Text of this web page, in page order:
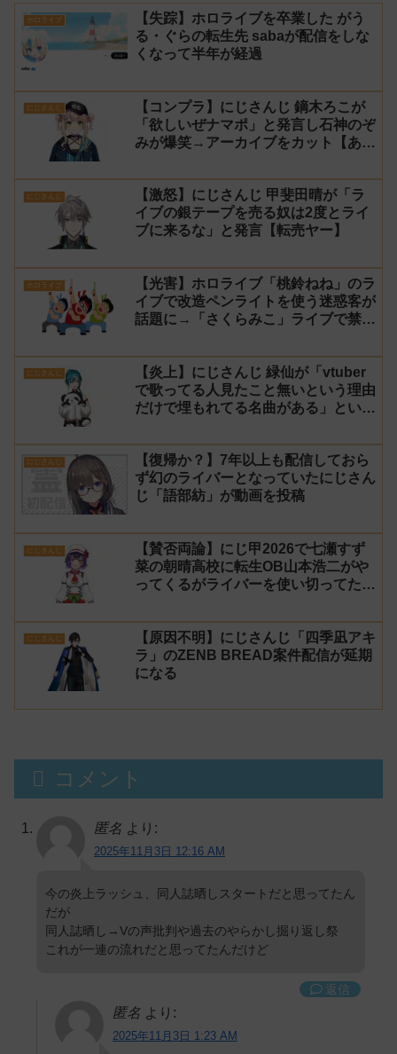
ホロライブ
【失踪】ホロライブを卒業した がう
る・ぐらの転生先 sabaが配信をしな
くなって半年が経過
にじさんじ
【コンプラ】にじさんじ 鏑木ろこが
「欲しいぜナマポ」と発言し石神のぞ
みが爆笑→アーカイブをカット【あら
にじさんじ
【激怒】にじさんじ 甲斐田晴が「ラ
イブの銀テープを売る奴は2度とライ
ブに来るな」と発言【転売ヤー】
ホロライブ
【光害】ホロライブ「桃鈴ねね」のラ
イブで改造ペンライトを使う迷惑客が
話題に→「さくらみこ」ライブで禁止
にじさんじ
【炎上】にじさんじ 緑仙が「vtuber
で歌ってる人見たこと無いという理由
だけで埋もれてる名曲がある」という
にじさんじ
【復帰か？】7年以上も配信しておら
ず幻のライバーとなっていたにじさん
じ「語部紡」が動画を投稿
にじさんじ
【賛否両論】にじ甲2026で七瀬すず
菜の朝晴高校に転生OB山本浩二がや
ってくるがライバーを使い切ってたの
イバーの転生が可能に
にじさんじ
【原因不明】にじさんじ「四季凪アキ
ラ」のZENB BREAD案件配信が延期
になる
コメント
匿名 より:
2025年11月3日 12:16 AM
今の炎上ラッシュ、同人誌晒しスタートだと思ってたん
だが
同人誌晒し→Vの声批判や過去のやらかし掘り返し祭
これが一連の流れだと思ってたんだけど
返信
匿名 より:
2025年11月3日 1:23 AM